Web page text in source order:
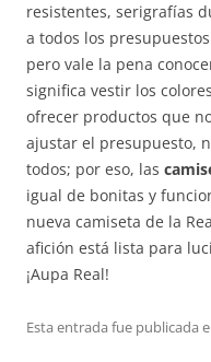
resistentes, serigrafías
a todos los
pero vale la pena
significa vestir los
ofrecer productos que
ajustar el presupuesto,
todos; por eso, las
igual de bonitas y
nueva camiseta de la
afición está lista para
¡Aupa Real!
Esta entrada fue publicada